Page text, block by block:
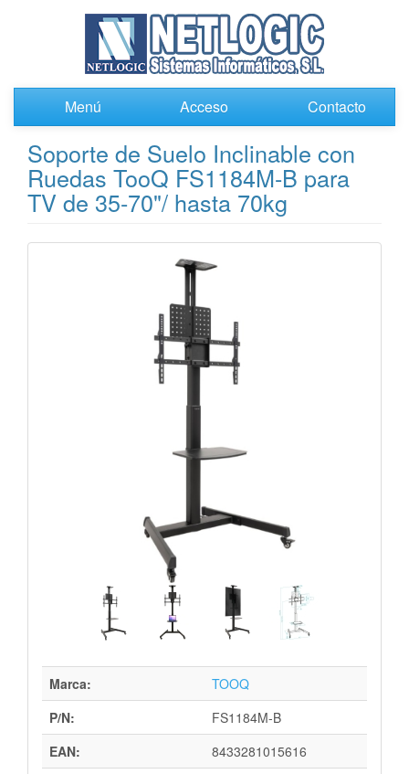
Menú Acceso Contacto
Soporte de Suelo Inclinable con
Ruedas TooQ FS1184M-B para
TV de 35-70"/ hasta 70kg
Marca:
TOOQ
P/N:
FS1184M-B
EAN:
8433281015616